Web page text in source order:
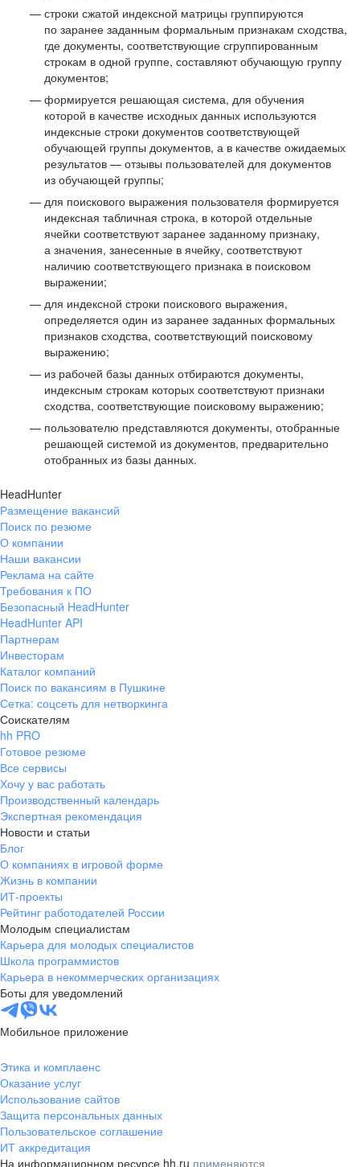
строки сжатой индексной матрицы группируются
по заранее заданным формальным признакам сходства,
где документы, соответствующие сгруппированным
строкам в одной группе, составляют обучающую группу
документов;
формируется решающая система, для обучения
которой в качестве исходных данных используются
индексные строки документов соответствующей
обучающей группы документов, а в качестве ожидаемых
результатов — отзывы пользователей для документов
из обучающей группы;
для поискового выражения пользователя формируется
индексная табличная строка, в которой отдельные
ячейки соответствуют заранее заданному признаку,
а значения, занесенные в ячейку, соответствуют
наличию соответствующего признака в поисковом
выражении;
для индексной строки поискового выражения,
определяется один из заранее заданных формальных
признаков сходства, соответствующий поисковому
выражению;
из рабочей базы данных отбираются документы,
индексным строкам которых соответствуют признаки
сходства, соответствующие поисковому выражению;
пользователю представляются документы, отобранные
решающей системой из документов, предварительно
отобранных из базы данных.
HeadHunter
Размещение вакансий
Поиск по резюме
О компании
Наши вакансии
Реклама на сайте
Требования к ПО
Безопасный HeadHunter
HeadHunter API
Партнерам
Инвесторам
Каталог компаний
Поиск по вакансиям в Пушкине
Сетка: соцсеть для нетворкинга
Соискателям
hh PRO
Готовое резюме
Все сервисы
Хочу у вас работать
Производственный календарь
Экспертная рекомендация
Новости и статьи
Блог
О компаниях в игровой форме
Жизнь в компании
ИТ-проекты
Рейтинг работодателей России
Молодым специалистам
Карьера для молодых специалистов
Школа программистов
Карьера в некоммерческих организациях
Боты для уведомлений
Мобильное приложение
Этика и комплаенс
Оказание услуг
Использование сайтов
Защита персональных данных
Пользовательское соглашение
ИТ аккредитация
На информационном ресурсе hh.ru применяются